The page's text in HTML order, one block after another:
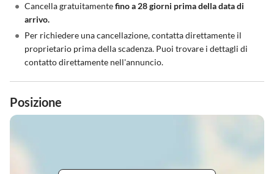
• Cancella gratuitamentefino a 28 giorni prima della data di
arrivo.
• Per richiedere una cancellazione, contatta direttamente il
proprietario prima della scadenza. Puoi trovare i dettagli di
contatto direttamente nell'annuncio.
Posizione